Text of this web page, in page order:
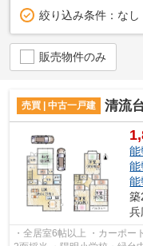
絞り込み条件： なし
販売物件のみ
売買 | 中古一戸建 清流
能
能
能
築
兵
・全居室6帖以上 ・カーポ